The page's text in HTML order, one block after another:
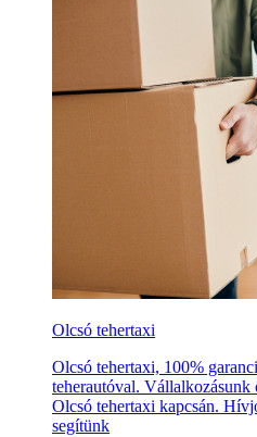
Olcsó tehertaxi
Olcsó tehertaxi, 100%
teherautóval. Vállalkozásunk
Olcsó tehertaxi kapcsán.
segítünk